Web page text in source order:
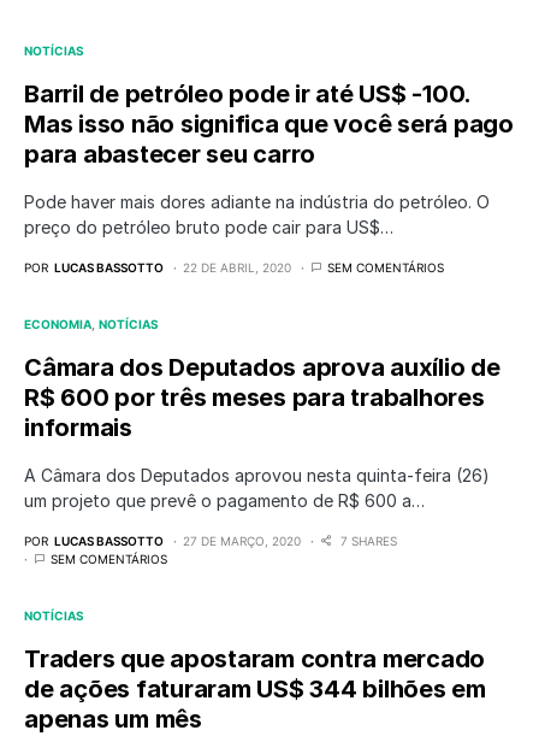
NOTÍCIAS
Barril de petróleo pode ir até US$ -100.
Mas isso não significa que você será pago
para abastecer seu carro
Pode haver mais dores adiante na indústria do petróleo. O
preço do petróleo bruto pode cair para US$…
POR LUCAS BASSOTTO 22 DE ABRIL, 2020 SEM COMENTÁRIOS
ECONOMIA NOTÍCIAS
Câmara dos Deputados aprova auxílio de
R$ 600 por três meses para trabalhores
informais
A Câmara dos Deputados aprovou nesta quinta-feira (26)
um projeto que prevê o pagamento de R$ 600 a…
POR LUCAS BASSOTTO 27 DE MARÇO, 2020
7 SHARES
SEM COMENTÁRIOS
NOTÍCIAS
Traders que apostaram contra mercado
de ações faturaram US$ 344 bilhões em
apenas um mês